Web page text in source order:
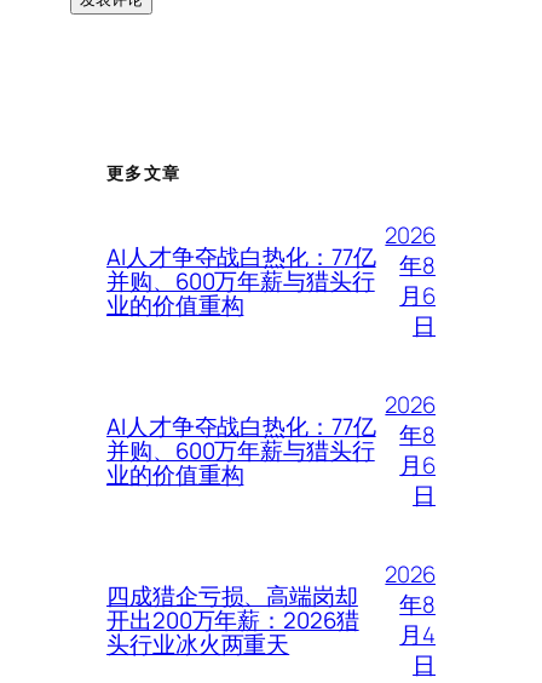
更多文章
AI人才争夺战白热化：77亿
并购、600万年薪与猎头行
业的价值重构
2026
年8
月6
日
AI人才争夺战白热化：77亿
并购、600万年薪与猎头行
业的价值重构
2026
年8
月6
日
四成猎企亏损、高端岗却
开出200万年薪：2026猎
头行业冰火两重天
2026
年8
月4
日